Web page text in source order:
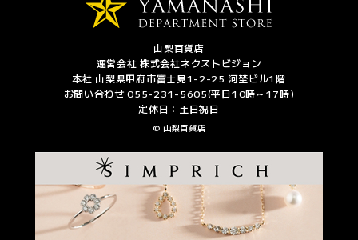
山梨百貨店
運営会社 株式会社ネクストビジョン
本社 山梨県甲府市富士見1-2-25 河埜ビル1階
お問い合わせ 055-231-5605(平日10時～17時)
定休日：土日祝日
© 山梨百貨店